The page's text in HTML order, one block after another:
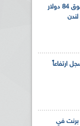
أسعار النفط تفوق 84 دولار
ارتفاعاً
في